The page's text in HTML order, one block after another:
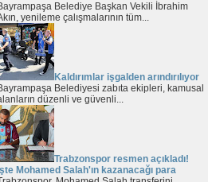
Belediye Başkan Vekili İbrahim
yenileme çalışmalarının tüm...
Kaldırımlar işgalden arındırılıyor
Belediyesi zabıta ekipleri, kamusal
düzenli ve güvenli...
Trabzonspor resmen açıkladı!
Mohamed Salah'ın kazanacağı para